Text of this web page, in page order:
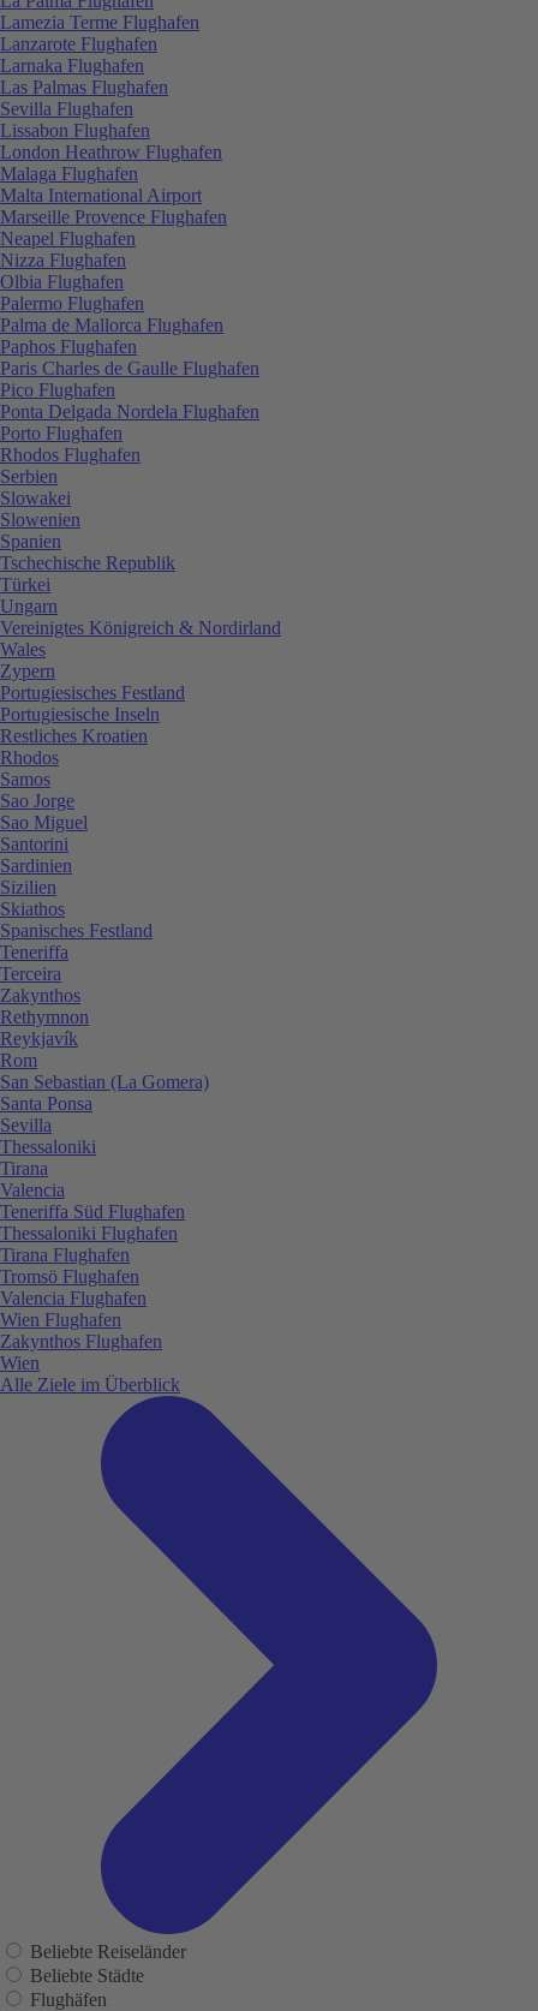
Lamezia Terme Flughafen
Lanzarote Flughafen
Larnaka Flughafen
Las Palmas Flughafen
Sevilla Flughafen
Lissabon Flughafen
London Heathrow Flughafen
Malaga Flughafen
Malta International Airport
Marseille Provence Flughafen
Neapel Flughafen
Nizza Flughafen
Olbia Flughafen
Palermo Flughafen
Palma de Mallorca Flughafen
Paphos Flughafen
Paris Charles de Gaulle Flughafen
Pico Flughafen
Ponta Delgada Nordela Flughafen
Porto Flughafen
Rhodos Flughafen
Serbien
Slowakei
Slowenien
Spanien
Tschechische Republik
Türkei
Ungarn
Vereinigtes Königreich & Nordirland
Wales
Zypern
Portugiesisches Festland
Portugiesische Inseln
Restliches Kroatien
Rhodos
Samos
Sao Jorge
Sao Miguel
Santorini
Sardinien
Sizilien
Skiathos
Spanisches Festland
Teneriffa
Terceira
Zakynthos
Rethymnon
Reykjavík
Rom
San Sebastian (La Gomera)
Santa Ponsa
Sevilla
Thessaloniki
Tirana
Valencia
Teneriffa Süd Flughafen
Thessaloniki Flughafen
Tirana Flughafen
Tromsö Flughafen
Valencia Flughafen
Wien Flughafen
Zakynthos Flughafen
Wien
Alle Ziele im Überblick
Beliebte Reiseländer
Beliebte Städte
Flughäfen